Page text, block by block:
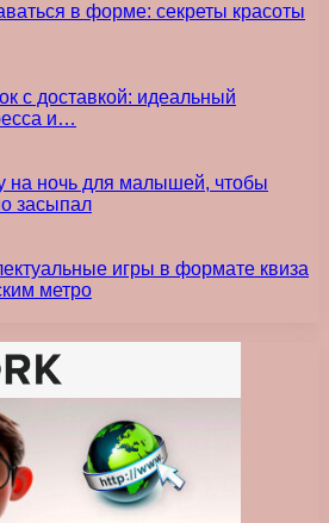
в форме: секреты красоты
с доставкой: идеальный
и…
на ночь для малышей, чтобы
засыпал
игры в формате квиза
метро